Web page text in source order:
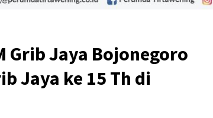
Grib Jaya Bojonegoro
Jaya ke 15 Th di